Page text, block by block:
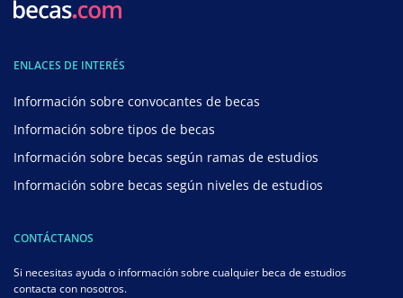
ENLACES DE INTERÉS
Información sobre convocantes de becas
Información sobre tipos de becas
Información sobre becas según ramas de estudios
Información sobre becas según niveles de estudios
CONTÁCTANOS
Si necesitas ayuda o información sobre cualquier beca de estudios
contacta con nosotros.